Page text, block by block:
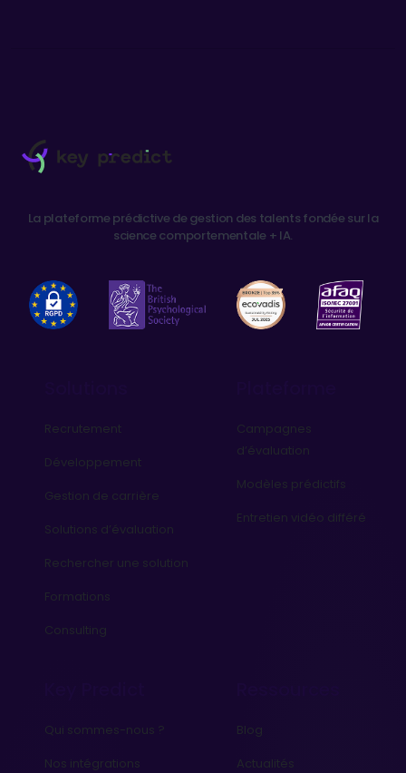
La plateforme prédictive de gestion des talents fondée sur la
science comportementale + IA.
Recrutement
Développement
Gestion de carrière
Solutions d’évaluation
Rechercher une solution
Formations
Consulting
Campagnes
d’évaluation
Modèles prédictifs
Entretien vidéo différé
Qui sommes-nous ?
Nos intégrations
Blog
Actualités